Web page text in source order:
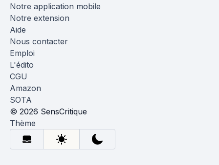
Notre application mobile
Notre extension
Aide
Nous contacter
Emploi
L'édito
CGU
Amazon
SOTA
© 2026 SensCritique
Thème